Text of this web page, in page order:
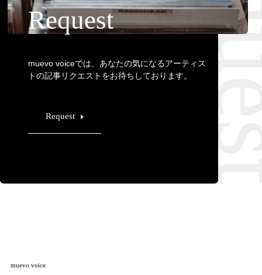
Request
muevo voiceでは、あなたの気になるアーティス
トの記事リクエストをお待ちしております。
Request
muevo voice